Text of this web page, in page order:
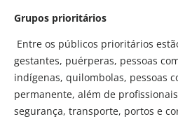
Grupos prioritários
Entre os públicos prioritários
gestantes, puérperas, pessoas
indígenas, quilombolas, pessoas
permanente, além de
segurança, transporte, portos e